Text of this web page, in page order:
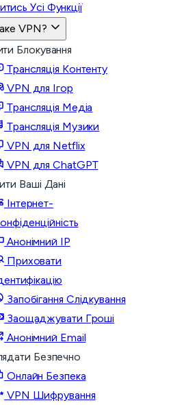
Усі Функції
VPN?
Блокування
Трансляція Контенту
VPN для Ігор
Трансляція Медіа
Трансляція Музики
VPN для Netflix
VPN для ChatGPT
Ваші Дані
Інтернет-
Анонімний IP
Приховати
Запобігання Слідкування
Заощаджувати Гроші
Анонімний Email
Безпечно
Онлайн Безпека
VPN Шифрування